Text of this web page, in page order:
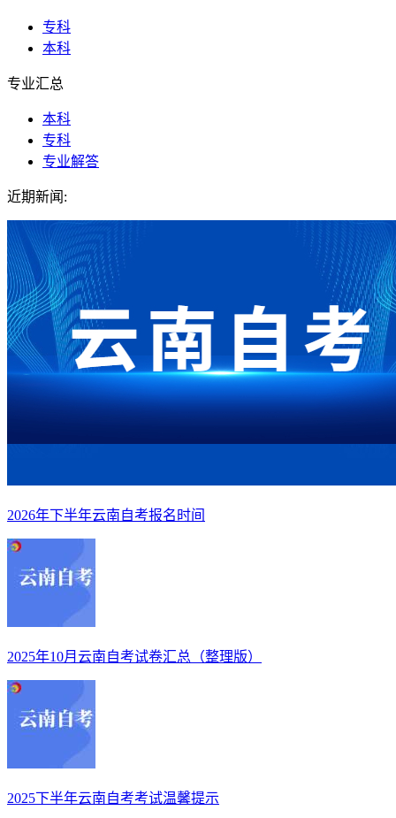
专科
本科
专业汇总
本科
专科
专业解答
近期新闻:
2026年下半年云南自考报名时间
2025年10月云南自考试卷汇总（整理版）
2025下半年云南自考考试温馨提示